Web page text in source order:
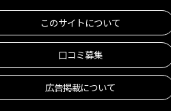
このサイトについて
口コミ募集
広告掲載について